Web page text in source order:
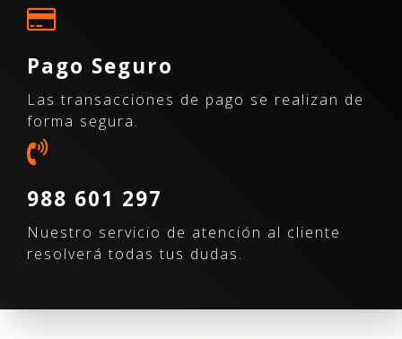
Pago Seguro
Las transacciones de pago se realizan de
forma segura.
988 601 297
Nuestro servicio de atención al cliente
resolverá todas tus dudas.